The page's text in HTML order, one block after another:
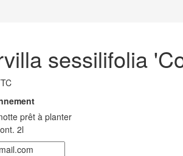
sessilifolia
prêt à planter
2l